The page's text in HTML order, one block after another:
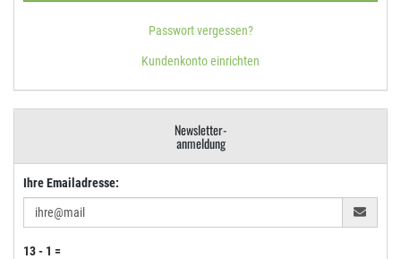
Passwort vergessen?
Kundenkonto einrichten
Newsletter-
anmeldung
Ihre Emailadresse:
13 - 1 =